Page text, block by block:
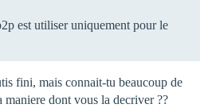
est utiliser uniquement pour le
fini, mais connait-tu beaucoup de
maniere dont vous la decriver ??